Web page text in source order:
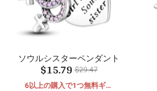
ソウルシスターペンダント
$15.79 $29.47
6以上の購入で1つ無料ギフ